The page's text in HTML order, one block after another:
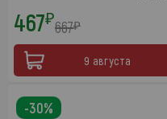
467₽667₽
9 августа
-30%